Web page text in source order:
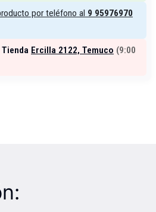
por teléfono al 9 95976970
Ercilla 2122, Temuco (9:00